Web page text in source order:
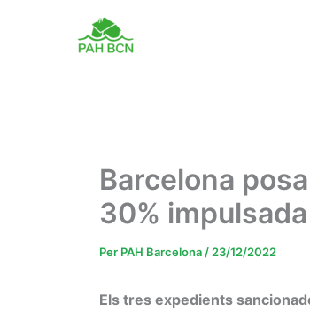
Barcelona
30%
Per PAH Barcelona / 23/12/2022
Els tres expedients